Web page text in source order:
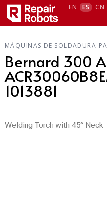
EN ES CN
MÁQUINAS DE SOLDADURA
Bernard 300
1013881
Welding Torch with 45° Neck